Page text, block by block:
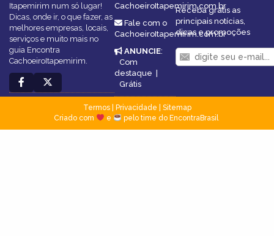
Itapemirim num só lugar!
Dicas, onde ir, o que fazer, as
melhores empresas, locais,
serviços e muito mais no
guia Encontra
CachoeiroItapemirim.
CachoeiroItapemirim.com.br
Fale com o
CachoeiroItapemirim.com.br
ANUNCIE:
Com
destaque |
Grátis
Receba grátis as
principais notícias,
dicas e promoções
Termos| Privacidade
Sitemap
Criado com
e pelo time do EncontraBrasil